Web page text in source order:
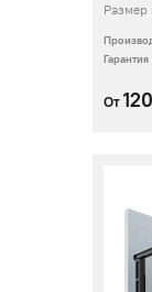
От